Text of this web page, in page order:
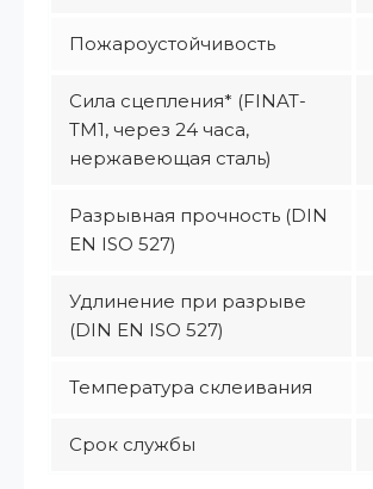
Пожароустойчивость
Сила сцепления* (FINAT-
TM1, через 24 часа,
нержавеющая сталь)
Разрывная прочность (DIN
EN ISO 527)
Удлинение при разрыве
(DIN EN ISO 527)
Температура склеивания
Срок службы